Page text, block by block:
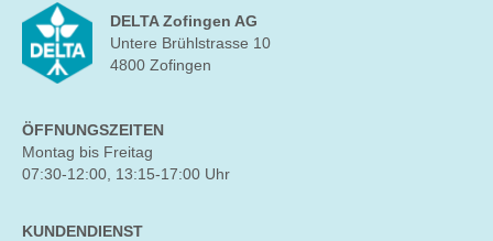
DELTA Zofingen AG
Untere Brühlstrasse 10
4800 Zofingen
ÖFFNUNGSZEITEN
Montag bis Freitag
07:30-12:00, 13:15-17:00 Uhr
KUNDENDIENST